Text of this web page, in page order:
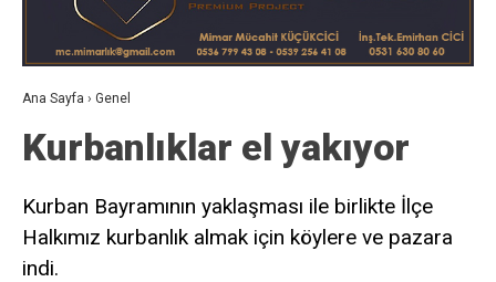
Ana Sayfa › Genel
Kurbanlıklar el yakıyor
Kurban Bayramının yaklaşması ile birlikte İlçe
Halkımız kurbanlık almak için köylere ve pazara
indi.